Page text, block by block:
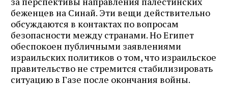
беженцев на Синай. Эти вещи действительно
обсуждаются в контактах по вопросам
безопасности между странами. Но Египет
обеспокоен публичными заявлениями
израильских политиков о том, что израильское
правительство не стремится стабилизировать
ситуацию в Газе после окончания войны.